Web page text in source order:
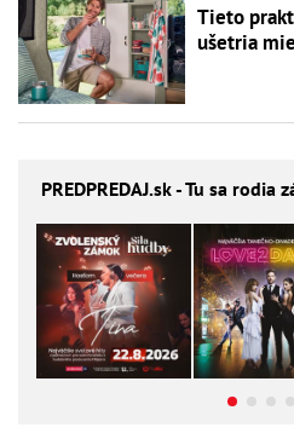
Tieto
ušetria
PREDPREDAJ.sk - Tu sa rodia